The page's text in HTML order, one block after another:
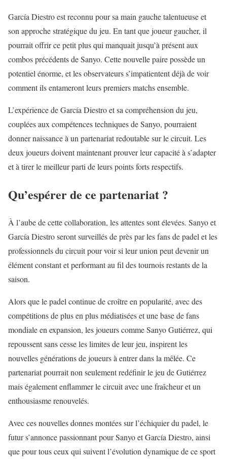
García Diestro est reconnu pour sa main gauche talentueuse et
son approche stratégique du jeu. En tant que joueur gaucher, il
pourrait offrir ce petit plus qui manquait jusqu’à présent aux
combos précédents de Sanyo. Cette nouvelle paire possède un
potentiel énorme, et les observateurs s’impatientent déjà de voir
comment ils entameront leurs premiers matchs ensemble.
L’expérience de García Diestro et sa compréhension du jeu,
couplées aux compétences techniques de Sanyo, pourraient
donner naissance à un partenariat redoutable sur le circuit. Les
deux joueurs doivent maintenant prouver leur capacité à s’adapter
et à tirer le meilleur parti de leurs points forts respectifs.
Qu’espérer de ce partenariat ?
À l’aube de cette collaboration, les attentes sont élevées. Sanyo et
García Diestro seront surveillés de près par les fans de padel et les
professionnels du circuit pour voir si leur union peut devenir un
élément constant et performant au fil des tournois restants de la
saison.
Alors que le padel continue de croître en popularité, avec des
compétitions de plus en plus médiatisées et une base de fans
mondiale en expansion, les joueurs comme Sanyo Gutiérrez, qui
repoussent sans cesse les limites de leur jeu, inspirent les
nouvelles générations de joueurs à entrer dans la mêlée. Ce
partenariat pourrait non seulement redéfinir le jeu de Gutiérrez
mais également enflammer le circuit avec une fraîcheur et un
enthousiasme renouvelés.
Avec ces nouvelles donnes montées sur l’échiquier du padel, le
futur s’annonce passionnant pour Sanyo et García Diestro, ainsi
que pour tous ceux qui suivent l’évolution dynamique de ce sport